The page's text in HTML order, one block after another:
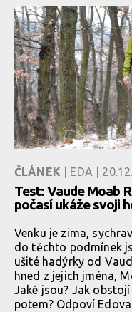
ČLÁNEK | EDA |
Test: Vaude Moab
počasí ukáže svoji
Venku je zima,
do těchto podmínek
ušité hadýrky od
hned z jejich jména,
Jaké jsou? Jak
potem? Odpoví Edova